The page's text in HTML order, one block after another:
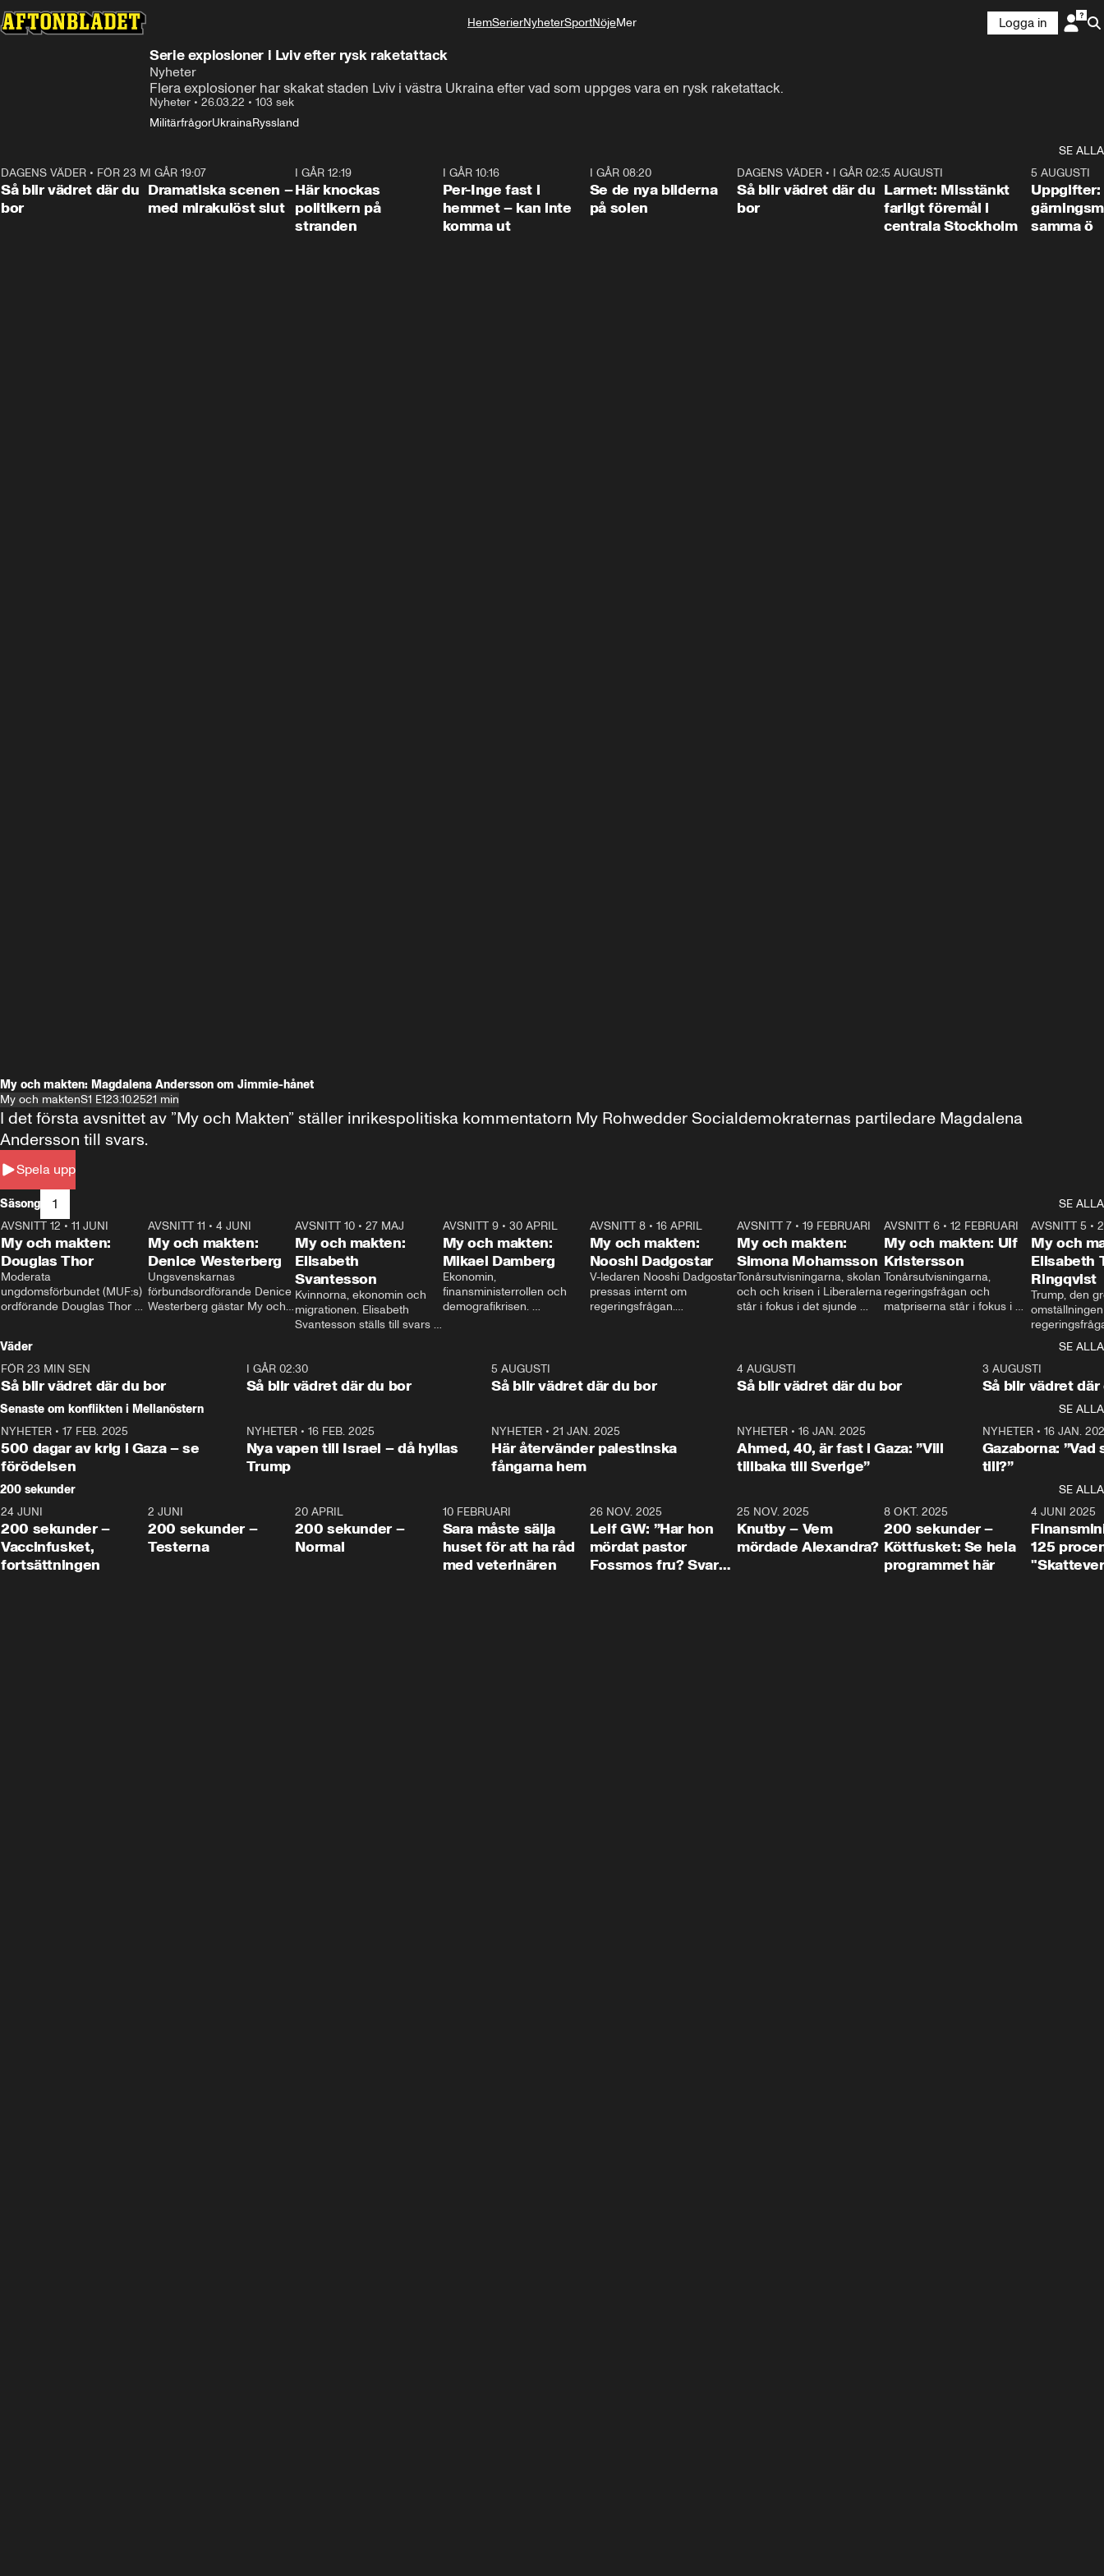
HemSerierNyheterSportNöjeMer
Logga in
Serie explosioner i Lviv efter rysk raketattack
Nyheter
Flera explosioner har skakat staden Lviv i västra Ukraina efter vad som uppges vara en rysk raketattack.
Nyheter • 26.03.22 • 103 sek
MilitärfrågorUkrainaRyssland
SE ALLA
1:06
DAGENS VÄDER • FÖR 23 MIN SEN
Så blir vädret där du
bor
I GÅR 19:07
Dramatiska scenen –
med mirakulöst slut
I GÅR 12:19
Här knockas
politikern på
stranden
I GÅR 10:16
Per-Inge fast i
hemmet – kan inte
komma ut
I GÅR 08:20
Se de nya bilderna
på solen
1:06
DAGENS VÄDER• I GÅR 02:30
Så blir vädret där du
bor
0:35
5 AUGUSTI
Larmet: Misstänkt
farligt föremål i
centrala Stockholm
5 AUGUSTI
Uppgifter:
samma ö
My och makten: Magdalena Andersson om Jimmie-hånet
My och maktenS1 E123.10.2521 min
Spela upp
I det första avsnittet av ”My och Makten” ställer inrikespolitiska kommentatorn My Rohwedder Socialdemokraternas partiledare Magdalena
Andersson till svars.
Säsong 1
SE ALLA
26:27
AVSNITT 12 • 11 JUNI
My och makten:
Douglas Thor
Moderata
ungdomsförbundet (MUF:s)
ordförande Douglas Thor
tonårsutvisningarna och hur
Moderaterna ska locka
väljare till valet i höst.
23:40
AVSNITT 11 •4 JUNI
My och makten:
Denice Westerberg
Ungsvenskarnas
förbundsordförande Denice
Westerberg gästar My och
AVSNITT 10 •27 MAJ
My och makten:
Elisabeth
Svantesson
Kvinnorna, ekonomin och
migrationen. Elisabeth
Svantesson ställs till svars
AVSNITT 9• 30 APRIL
My och makten:
Mikael Damberg
Ekonomin,
finansministerrollen och
demografikrisen.
och Makten.
AVSNITT 8• 16 APRIL
My och makten:
Nooshi Dadgostar
V-ledaren Nooshi Dadgostar
pressas internt om
regeringsfrågan.
– Vi ställer upp i val. Ska vi
vara med så sitter vi förstås
24:30
AVSNITT 7• 19 FEBRUARI
My och makten:
Simona Mohamsson
Tonårsutvisningarna, skolan
och och krisen i Liberalerna
står i fokus i det sjunde
kommentator My
Rohwedder ställer
utbildnings- och
Mohamsson till svars.
27:30
AVSNITT 6 •12 FEBRUARI
My och makten: Ulf
Kristersson
Tonårsutvisningarna,
regeringsfrågan och
matpriserna står i fokus i
Rohwedder ställer
statsminister Ulf Kristersson
AVSNITT 5 •
My och
Elisabeth
Ringqvist
Trump, den
centrum i
avsnittet av
Makten”. Se
Aftonbladets
Rohwedder
Thand Ring
Väder
SE ALLA
FÖR 23 MIN SEN
Så blir vädret där du bor
1:06
I GÅR 02:30
Så blir vädret där du bor
5 AUGUSTI
Så blir vädret där du bor
4 AUGUSTI
Så blir vädret där du bor
3 AUGUSTI
Så blir vädret där
Senaste om konflikten i Mellanöstern
SE ALLA
NYHETER • 17 FEB. 2025
500 dagar av krig i Gaza – se
förödelsen
NYHETER• 16 FEB. 2025
Nya vapen till Israel – då hyllas
Trump
NYHETER •21 JAN. 2025
Här återvänder palestinska
fångarna hem
NYHETER• 16 JAN. 2025
Ahmed, 40, är fast i Gaza: ”Vill
tillbaka till Sverige”
NYHETER• 16 JAN.
Gazaborna:
till?”
200 sekunder
SE ALLA
5:00
24 JUNI
200 sekunder –
Vaccinfusket,
fortsättningen
4:23
2 JUNI
200 sekunder –
Testerna
20 APRIL
200 sekunder –
Normal
10 FEBRUARI
Sara måste sälja
huset för att ha råd
med veterinären
26 NOV. 2025
Leif GW: ”Har hon
mördat pastor
Fossmos fru? Svar
31:05
25 NOV. 2025
Knutby – Vem
mördade Alexandra?
4:29
8 OKT. 2025
200 sekunder –
Köttfusket: Se hela
programmet här
4 JUNI 2025
125